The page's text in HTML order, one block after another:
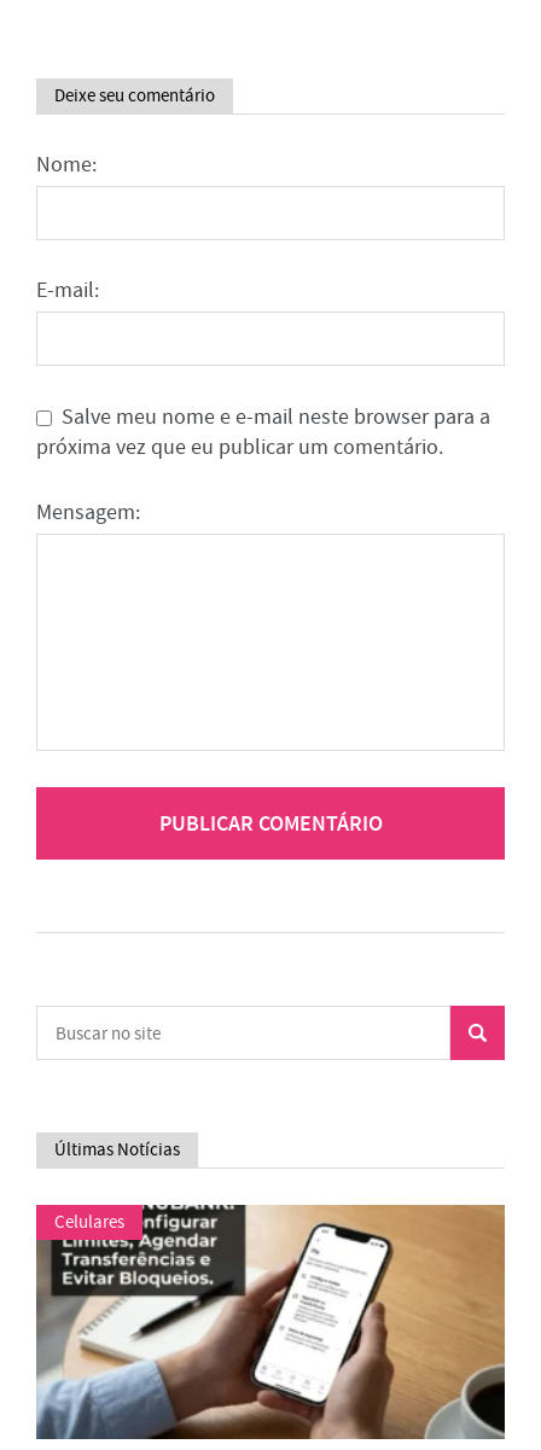
Deixe seu comentário
Nome:
E-mail:
Salve meu nome e e-mail neste browser para a
próxima vez que eu publicar um comentário.
Mensagem:
Últimas Notícias
Celulares